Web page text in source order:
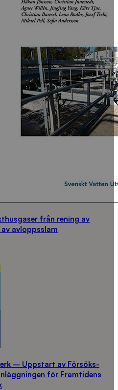
från rening av
avloppsslam
– Uppstart av Försöks-
för Framtidens